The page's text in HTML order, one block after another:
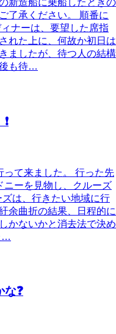
新造船に乗船したときの
了承ください。 順番に
ナーは、要望した席指
れた上に、何故か初日は
ましたが、待つ人の結構
も待…
って来ました。 行った先
ニーを見物し、クルーズ
は、行きたい地域に行
余曲折の結果、日程的に
かないかと消去法で決め
…
❓